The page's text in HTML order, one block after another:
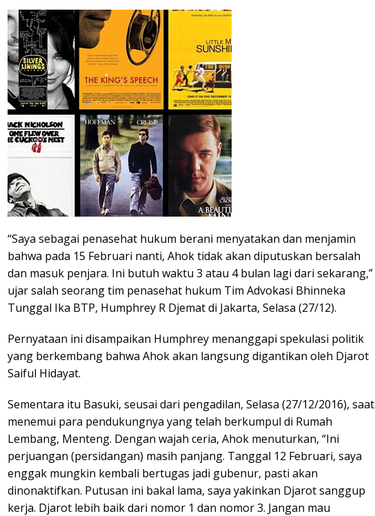
“Saya sebagai penasehat hukum berani menyatakan dan menjamin
bahwa pada 15 Februari nanti, Ahok tidak akan diputuskan bersalah
dan masuk penjara. Ini butuh waktu 3 atau 4 bulan lagi dari sekarang,”
ujar salah seorang tim penasehat hukum Tim Advokasi Bhinneka
Tunggal Ika BTP, Humphrey R Djemat di Jakarta, Selasa (27/12).
Pernyataan ini disampaikan Humphrey menanggapi spekulasi politik
yang berkembang bahwa Ahok akan langsung digantikan oleh Djarot
Saiful Hidayat.
Sementara itu Basuki, seusai dari pengadilan, Selasa (27/12/2016), saat
menemui para pendukungnya yang telah berkumpul di Rumah
Lembang, Menteng. Dengan wajah ceria, Ahok menuturkan, “Ini
perjuangan (persidangan) masih panjang. Tanggal 12 Februari, saya
enggak mungkin kembali bertugas jadi gubenur, pasti akan
dinonaktifkan. Putusan ini bakal lama, saya yakinkan Djarot sanggup
kerja. Djarot lebih baik dari nomor 1 dan nomor 3. Jangan mau